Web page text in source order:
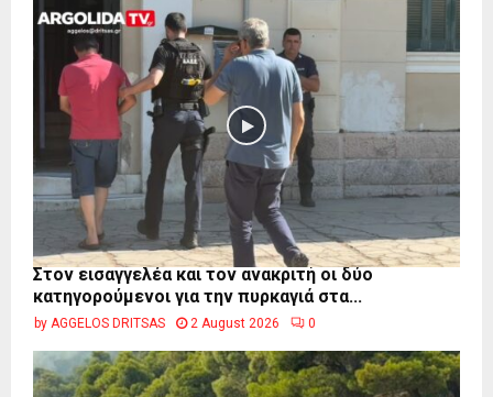
Στον εισαγγελέα και τον ανακριτή οι δύο
κατηγορούμενοι για την πυρκαγιά στα...
by AGGELOS DRITSAS 2 August 2026 0